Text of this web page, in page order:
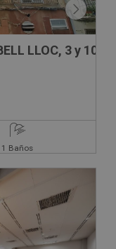
LLOC, 3 y 10
1 Baños